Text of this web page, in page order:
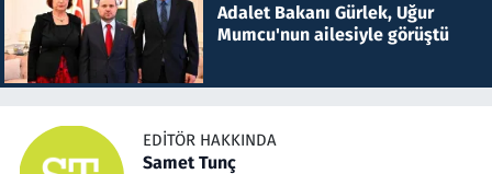
Adalet Bakanı Gürlek, Uğur
Mumcu'nun ailesiyle görüştü
EDITÖR HAKKINDA
Samet Tunç